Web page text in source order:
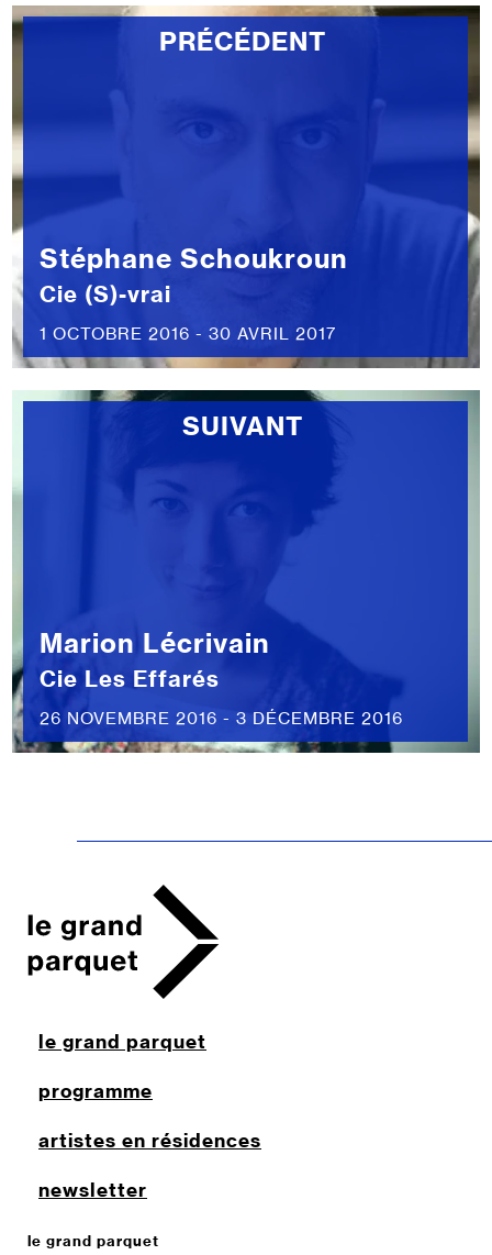
PRÉCÉDENT
Stéphane Schoukroun
Cie (S)-vrai
1 OCTOBRE 2016 - 30 AVRIL 2017
SUIVANT
Marion Lécrivain
Cie Les Effarés
26 NOVEMBRE 2016 - 3 DÉCEMBRE 2016
le grand parquet
le grand parquet
programme
artistes en résidences
newsletter